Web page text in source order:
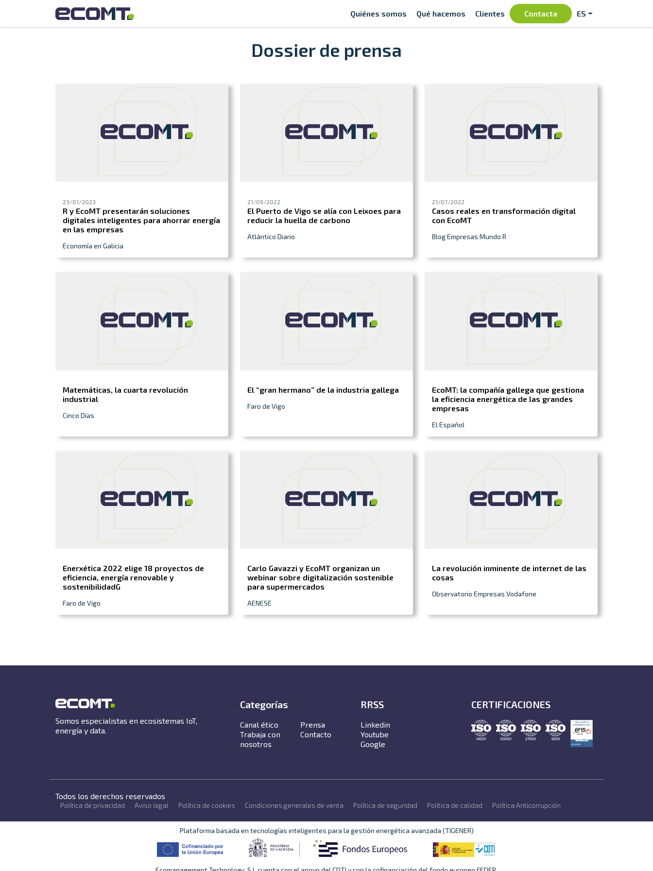
Quiénes somos Qué hacemos Clientes Contacta ES
Dossier de prensa
23/01/2023
R y EcoMT presentarán soluciones
digitales inteligentes para ahorrar energía
en las empresas
Economía en Galicia
21/09/2022
El Puerto de Vigo se alía con Leixoes para
reducir la huella de carbono
Atlántico Diario
21/07/2022
Casos reales en transformación digital
con EcoMT
Blog Empresas Mundo R
Matemáticas, la cuarta revolución
industrial
Cinco Días
El “gran hermano” de la industria gallega
Faro de Vigo
EcoMT: la compañía gallega que gestiona
la eficiencia energética de las grandes
empresas
El Español
Enerxética 2022 elige 18 proyectos de
eficiencia, energía renovable y
sostenibilidadG
Faro de Vigo
Carlo Gavazzi y EcoMT organizan un
webinar sobre digitalización sostenible
para supermercados
AENESE
La revolución inminente de internet de las
cosas
Observatorio Empresas Vodafone
Somos especialistas en ecosistemas IoT,
energía y data.
Categorías
Canal ético
Trabaja con
nosotros
Prensa
Contacto
RRSS
Linkedin
Youtube
Google
CERTIFICACIONES
Todos los derechos reservados
Política de privacidad Aviso legal Política de cookies Condiciones generales de venta Política de seguridad Política de calidad Política Anticorrupción
Plataforma basada en tecnologías inteligentes para la gestión energética avanzada (TIGENER)